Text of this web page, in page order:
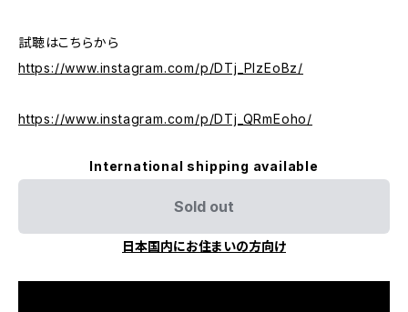
試聴はこちらから
https://www.instagram.com/p/DTj_PIzEoBz/
https://www.instagram.com/p/DTj_QRmEoho/
International shipping available
Sold out
日本国内にお住まいの方向け